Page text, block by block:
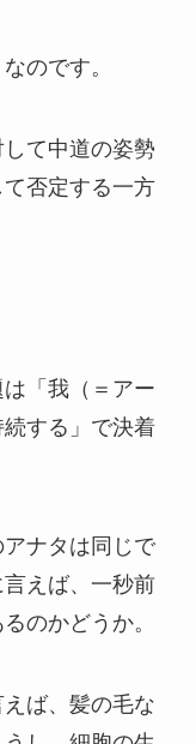
のです。
て中道の姿勢
否定する一方
「我（＝アー
する」で決着
ナタは同じで
えば、一秒前
のかどうか。
ば、髪の毛な